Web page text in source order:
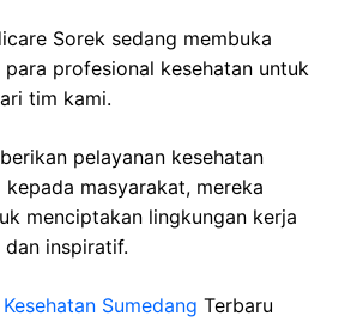
Sorek sedang membuka
profesional kesehatan untuk
tim kami.
pelayanan kesehatan
masyarakat, mereka
menciptakan lingkungan kerja
inspiratif.
Sumedang Terbaru